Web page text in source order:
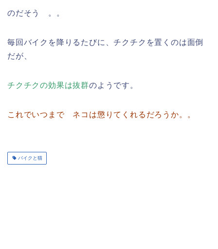
のだそう 。。
毎回バイクを降りるたびに、チクチクを置くのは面倒
だが、
チクチクの効果は抜群のようです。
これでいつまで ネコは懲りてくれるだろうか。。
バイクと猫